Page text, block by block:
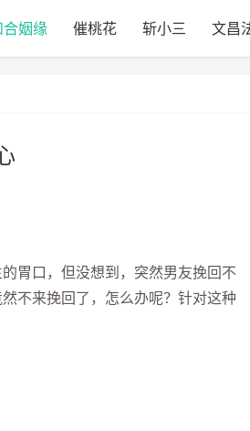
合姻缘 催桃花 斩小三 文昌
胃口，但没想到，突然男友挽回不
不来挽回了，怎么办呢？针对这种